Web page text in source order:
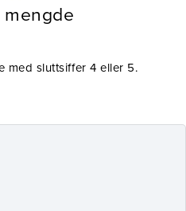
med sluttsiffer 4 eller 5.